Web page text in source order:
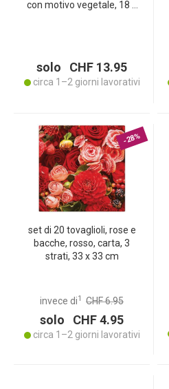
con motivo vegetale, 18 x
solo CHF 13.95
circa 1–2 giorni lavorativi
-28%
set di 20 tovaglioli, rose e
bacche, rosso, carta, 3
strati, 33 x 33 cm
invece di1 CHF 6.95
solo CHF 4.95
circa 1–2 giorni lavorativi